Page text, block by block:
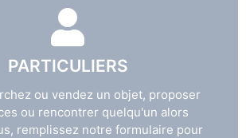
PARTICULIERS
ou vendez un objet, proposer
ou rencontrer quelqu'un alors
remplissez notre formulaire pour